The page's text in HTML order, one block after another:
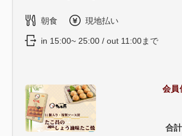
会員
合計
朝食 現地払い
in 15:00~ 25:00 / out 11:00まで